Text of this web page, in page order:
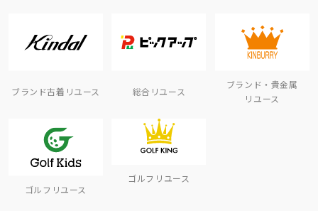
ブランド古着リユース 総合リユース
ブランド・貴金属
リユース
ゴルフリユース
ゴルフリユース